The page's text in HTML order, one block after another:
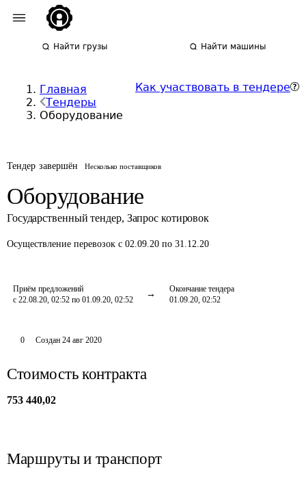
Найти грузы Найти машины
Главная
Тендеры
Оборудование
Как участвовать в тендере
Тендер завершён Несколько поставщиков
Оборудование
Государственный тендер, Запрос котировок
Осуществление перевозок с 02.09.20 по 31.12.20
Приём предложений
с 22.08.20, 02:52 по 01.09.20, 02:52
Окончание тендера
01.09.20, 02:52
0 Создан 24 авг 2020
Стоимость контракта
753 440,02
Маршруты и транспорт